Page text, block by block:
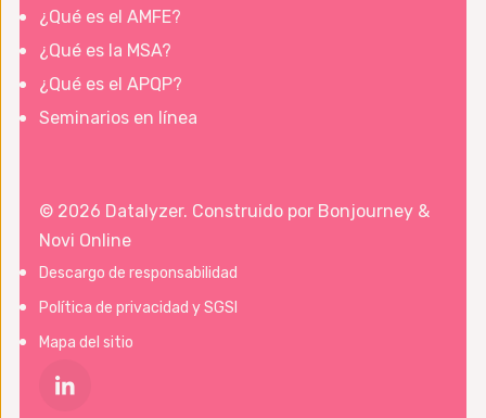
¿Qué es el AMFE?
¿Qué es la MSA?
¿Qué es el APQP?
Seminarios en línea
© 2026 Datalyzer. Construido por Bonjourney &
Novi Online
Descargo de responsabilidad
Política de privacidad y SGSI
Mapa del sitio